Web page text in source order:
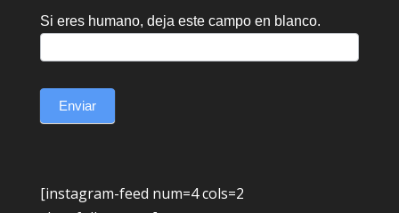
Si eres humano, deja este campo en blanco.
Enviar
[instagram-feed num=4 cols=2